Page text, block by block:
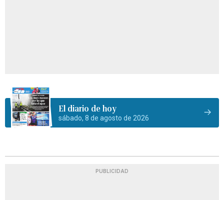
El diario de hoy
sábado, 8 de agosto de 2026
PUBLICIDAD